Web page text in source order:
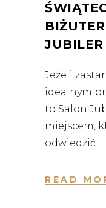
Jeżeli
idealnym
to Salon
miejscem,
odwiedzić.
READ